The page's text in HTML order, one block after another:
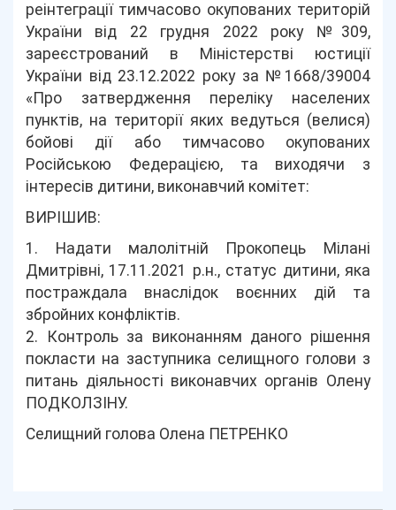
реінтеграції тимчасово окупованих територій
України від 22 грудня 2022 року №309,
зареєстрований в Міністерстві юстиції
України від 23.12.2022 року за №1668/39004
«Про затвердження переліку населених
пунктів, на території яких ведуться (велися)
бойові дії або тимчасово окупованих
Російською Федерацією, та виходячи з
інтересів дитини, виконавчий комітет:
ВИРІШИВ:
1. Надати малолітній Прокопець Мілані
Дмитрівні, 17.11.2021 р.н., статус дитини, яка
постраждала внаслідок воєнних дій та
збройних конфліктів.
2. Контроль за виконанням даного рішення
покласти на заступника селищного голови з
питань діяльності виконавчих органів Олену
ПОДКОЛЗІНУ.
Селищний голова Олена ПЕТРЕНКО